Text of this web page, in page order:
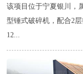
该项目位于宁夏银川，
型锤式破碎机，配合2
12...